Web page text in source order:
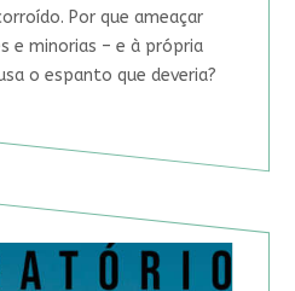
Por que ameaçar
e minorias – e à própria
o espanto que deveria?